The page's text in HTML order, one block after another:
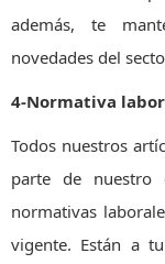
además, te
novedades del
4-Normativa
Todos nuestros
parte de nuestro
normativas
vigente. Están a